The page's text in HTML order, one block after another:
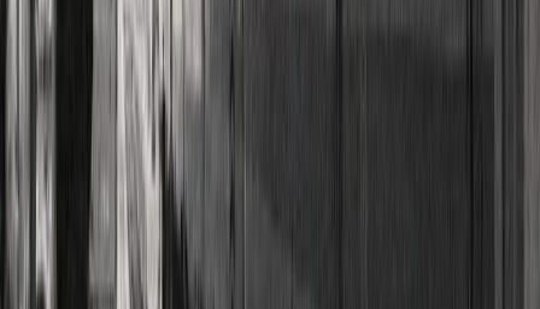
του Νούση, ενός Έλληνα πλάνητα στην αστική ζούγκλα της
Φραγκφούρτης, που μαζί με άλλους κυνηγούς της τύχης περνά τις
μέρες και τις νύχτες του πάνω από τη ρουλέτα. Από το Βισμπάντεν
και το Μπρέμεν έως τη Βενετία και το Μόντε Κάρλο, ο Νούσης και
η παρέα του παίζουν για να υπάρχουν, ζώντας με πάθος τις
περιπέτειες, τις φιλίες, τους έρωτες, τα ταξίδια, τους ρόλους τους
στα όνειρα και στους εφιάλτες τους. Ως επαγγελματίες παίκτες
συνεργάζονται με σύστημα και υπομονή, και πολεμούν τα καζίνα
με τα ίδια τους τα όπλα. Ο Χορός των Ρόδων είναι το μεγάλο